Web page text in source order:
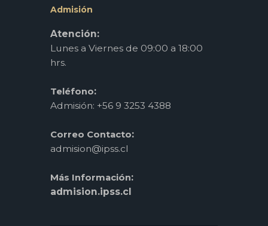
Admisión
Atención:
Lunes a Viernes de 09:00 a 18:00
hrs.
Teléfono:
Admisión: +56 9 3253 4388
Correo Contacto:
admision@ipss.cl
Más Información:
admision.ipss.cl